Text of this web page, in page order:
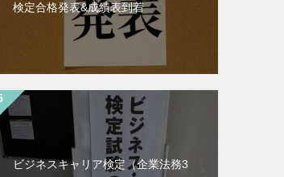
検定合格発表&成績表到着
ビジネスキャリア検定（企業法務3